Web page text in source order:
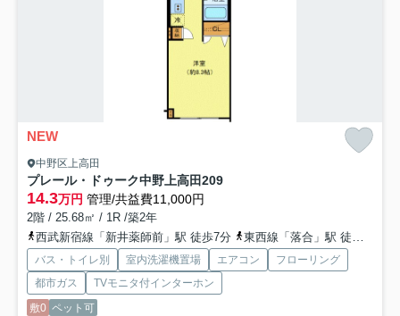
NEW
中野区上高田
プレール・ドゥーク中野上高田209
14.3万円 管理/共益費11,000円
2階 / 25.68㎡ / 1R /築2年
西武新宿線「新井薬師前」駅 徒歩7分
東西線「落合」駅 徒歩11分
バス・トイレ別 室内洗濯機置場 エアコン
フローリング
都市ガス
TVモニタ付インターホン
敷0 ペット可